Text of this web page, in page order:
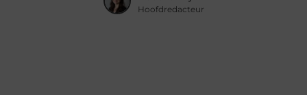
Hoofdredacteur